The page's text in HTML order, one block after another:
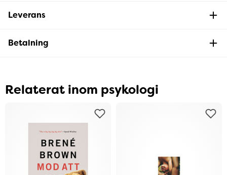
Leverans
Betalning
Relaterat inom psykologi